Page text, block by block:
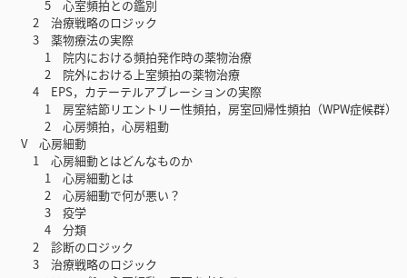
5 心室頻拍との鑑別
2 治療戦略のロジック
3 薬物療法の実際
1 院内における頻拍発作時の薬物治療
2 院外における上室頻拍の薬物治療
4 EPS，カテーテルアブレーションの実際
1 房室結節リエントリー性頻拍，房室回帰性頻拍（WPW症候群）
2 心房頻拍，心房粗動
V 心房細動
1 心房細動とはどんなものか
1 心房細動とは
2 心房細動で何が悪い？
3 疫学
4 分類
2 診断のロジック
3 治療戦略のロジック